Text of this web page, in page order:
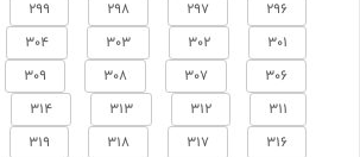
296
297
298
299
301
302
303
304
306
307
308
309
311
312
313
314
316
317
318
319